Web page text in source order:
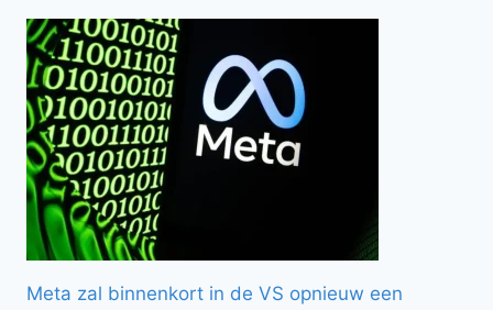
Meta zal binnenkort in de VS opnieuw een